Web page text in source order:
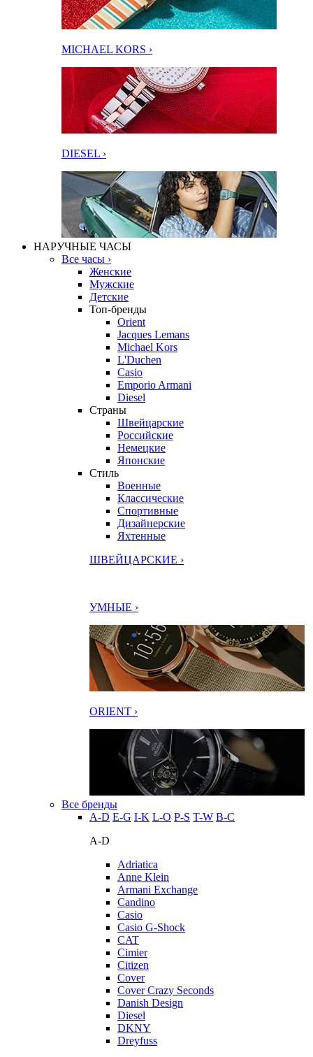
MICHAEL KORS ›
DIESEL ›
НАРУЧНЫЕ ЧАСЫ
Все часы ›
Женские
Мужские
Детские
Топ-бренды
Orient
Jacques Lemans
Michael Kors
L'Duchen
Casio
Emporio Armani
Diesel
Страны
Швейцарские
Российские
Немецкие
Японские
Стиль
Военные
Классические
Спортивные
Дизайнерские
Яхтенные
ШВЕЙЦАРСКИЕ ›
УМНЫЕ ›
ORIENT ›
Все бренды
A-D E-G I-K L-O P-S T-W В-С
A-D
Adriatica
Anne Klein
Armani Exchange
Candino
Casio
Casio G-Shock
CAT
Cimier
Citizen
Cover
Cover Crazy Seconds
Danish Design
Diesel
DKNY
Dreyfuss